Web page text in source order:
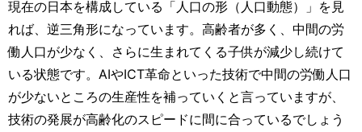
現在の日本を構成している「人口の形（人口動態）」を見
れば、逆三角形になっています。高齢者が多く、中間の労
働人口が少なく、さらに生まれてくる子供が減少し続けて
いる状態です。AIやICT革命といった技術で中間の労働人口
が少ないところの生産性を補っていくと言っていますが、
技術の発展が高齢化のスピードに間に合っているでしょう